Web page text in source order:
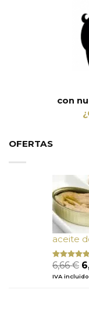
con
OFERTAS
aceite
Valorado
con
de 5
6,66€ El
IVA incluido